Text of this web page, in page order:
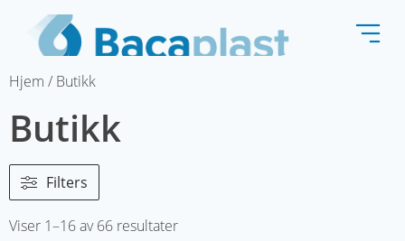
Hjem / Butikk
Butikk
Filters
Viser 1–16 av 66 resultater